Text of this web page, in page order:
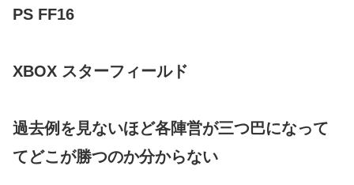
PS FF16
XBOX スターフィールド
過去例を見ないほど各陣営が三つ巴になって
てどこが勝つのか分からない